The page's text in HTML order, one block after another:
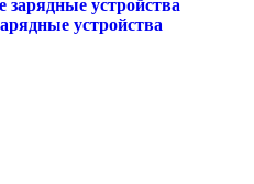
устройства